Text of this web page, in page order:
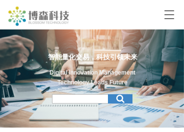
T
g
e
n
a
v
i
g
a
智能量化交易，科技引领未来
Digital Innovation Management
Technology Leads Future